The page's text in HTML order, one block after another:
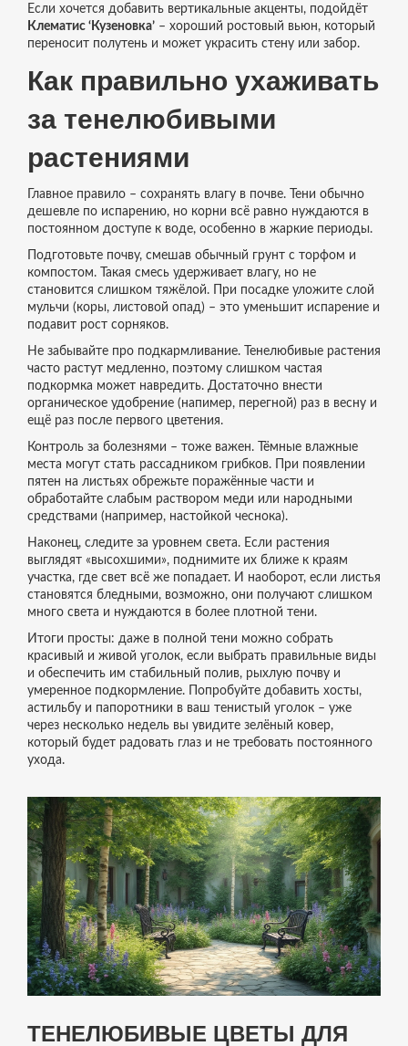
Если хочется добавить вертикальные акценты, подойдёт
Клематис ‘Кузеновка’– хороший ростовый вьюн, который
переносит полутень и может украсить стену или забор.
Как правильно ухаживать
за тенелюбивыми
растениями
Главное правило – сохранять влагу в почве. Тени обычно
дешевле по испарению, но корни всё равно нуждаются в
постоянном доступе к воде, особенно в жаркие периоды.
Подготовьте почву, смешав обычный грунт с торфом и
компостом. Такая смесь удерживает влагу, но не
становится слишком тяжёлой. При посадке уложите слой
мульчи (коры, листовой опад) – это уменьшит испарение и
подавит рост сорняков.
Не забывайте про подкармливание. Тенелюбивые растения
часто растут медленно, поэтому слишком частая
подкормка может навредить. Достаточно внести
органическое удобрение (напимер, перегной) раз в весну и
ещё раз после первого цветения.
Контроль за болезнями – тоже важен. Тёмные влажные
места могут стать рассадником грибков. При появлении
пятен на листьях обрежьте поражённые части и
обработайте слабым раствором меди или народными
средствами (например, настойкой чеснока).
Наконец, следите за уровнем света. Если растения
выглядят «высохшими», поднимите их ближе к краям
участка, где свет всё же попадает. И наоборот, если листья
становятся бледными, возможно, они получают слишком
много света и нуждаются в более плотной тени.
Итоги просты: даже в полной тени можно собрать
красивый и живой уголок, если выбрать правильные виды
и обеспечить им стабильный полив, рыхлую почву и
умеренное подкормление. Попробуйте добавить хосты,
астильбу и папоротники в ваш тенистый уголок – уже
через несколько недель вы увидите зелёный ковер,
который будет радовать глаз и не требовать постоянного
ухода.
ТЕНЕЛЮБИВЫЕ ЦВЕТЫ ДЛЯ